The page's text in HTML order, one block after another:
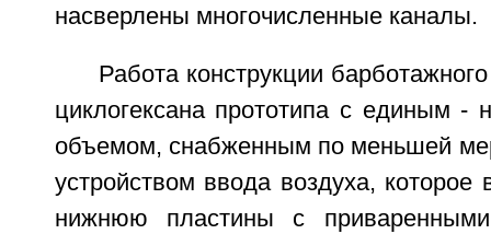
насверлены многочисленные каналы.
Работа конструкции
циклогексана прототипа с единым -
объемом, снабженным по меньшей
устройством ввода воздуха,
нижнюю пластины с